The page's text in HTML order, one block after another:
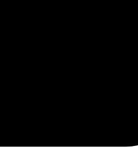
Nesse sentido, além de
insights sobre o processo de
o nome escolhido para